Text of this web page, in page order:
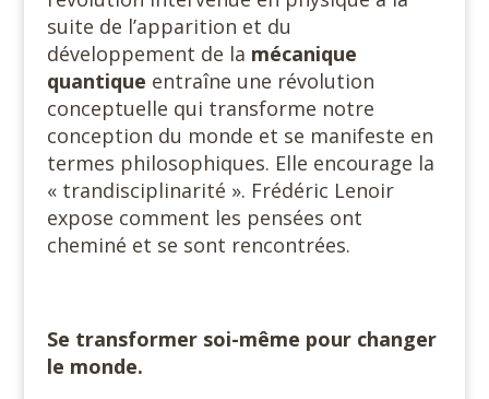
suite de l’apparition et du
développement de la mécanique
quantique entraîne une révolution
conceptuelle qui transforme notre
conception du monde et se manifeste en
termes philosophiques. Elle encourage la
« trandisciplinarité ». Frédéric Lenoir
expose comment les pensées ont
cheminé et se sont rencontrées.
Se transformer soi-même pour changer
le monde.